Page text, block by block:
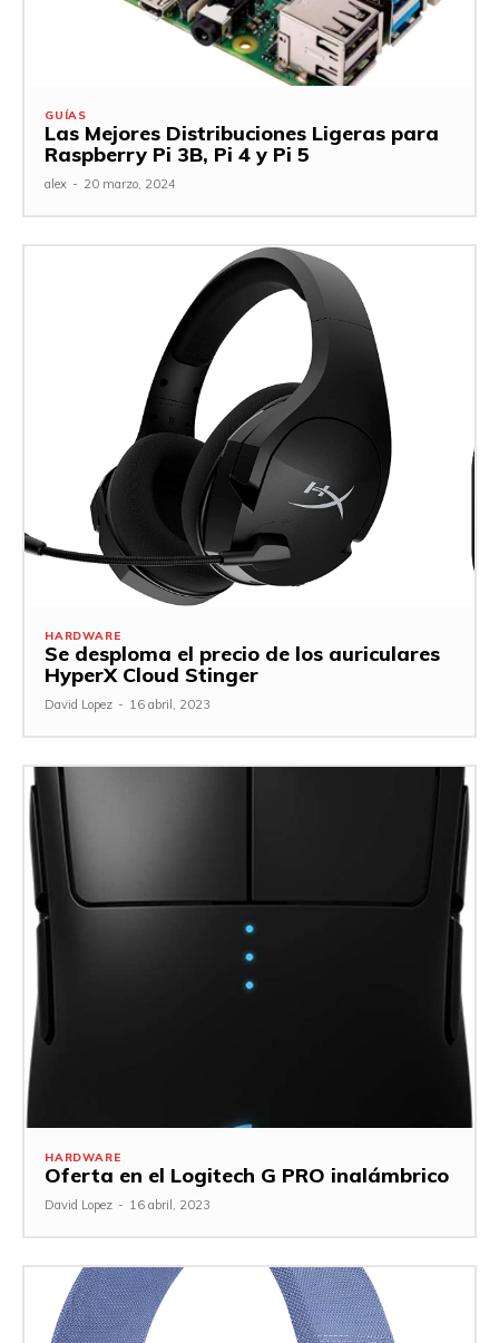
GUÍAS
Las Mejores Distribuciones Ligeras para
Raspberry Pi 3B, Pi 4 y Pi 5
alex - 20 marzo, 2024
HARDWARE
Se desploma el precio de los auriculares
HyperX Cloud Stinger
David Lopez - 16 abril, 2023
HARDWARE
Oferta en el Logitech G PRO inalámbrico
David Lopez - 16 abril, 2023